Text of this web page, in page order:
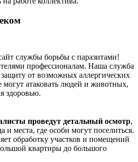
службы борьбы с паразитами!
профессионалам. Наша служба
защиту от возможных аллергических
атаковать людей и животных,
здоровью.
проведут детальный осмотр,
и места, где особи могут поселиться.
обработку участков и помещений
квартиры до большого